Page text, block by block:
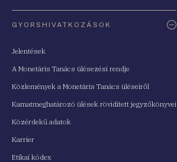
GYORSHIVATKOZÁSOK
Jelentések
A Monetáris Tanács ülésezési rendje
Közlemények a Monetáris Tanács üléseiről
Kamatmeghatározó ülések rövidített jegyzőkönyvei
Közérdekű adatok
Karrier
Etikai kódex